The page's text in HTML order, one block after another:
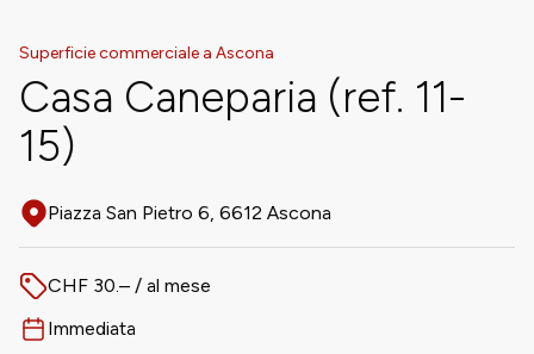
Superficie commerciale a Ascona
Casa Caneparia (ref. 11-
15)
Adresse
Piazza San Pietro 6, 6612 Ascona
Prezzo
CHF 30.– / al mese
Disponibile da
Immediata